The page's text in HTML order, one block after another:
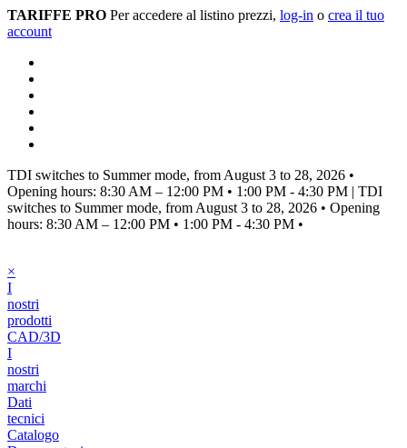
TARIFFE PRO Per accedere al listino prezzi, log-in o crea il tuo
account
TDI switches to Summer mode, from August 3 to 28, 2026 •
Opening hours: 8:30 AM – 12:00 PM • 1:00 PM - 4:30 PM | TDI
switches to Summer mode, from August 3 to 28, 2026 • Opening
hours: 8:30 AM – 12:00 PM • 1:00 PM - 4:30 PM •
×
I
nostri
prodotti
CAD/3D
I
nostri
marchi
Dati
tecnici
Catalogo